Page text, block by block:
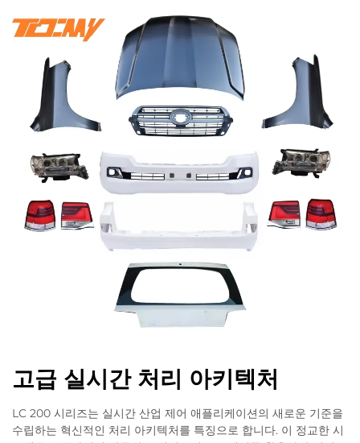
고급 실시간 처리 아키텍처
LC 200 시리즈는 실시간 산업 제어 애플리케이션의 새로운 기준을
수립하는 혁신적인 처리 아키텍처를 특징으로 합니다. 이 정교한 시